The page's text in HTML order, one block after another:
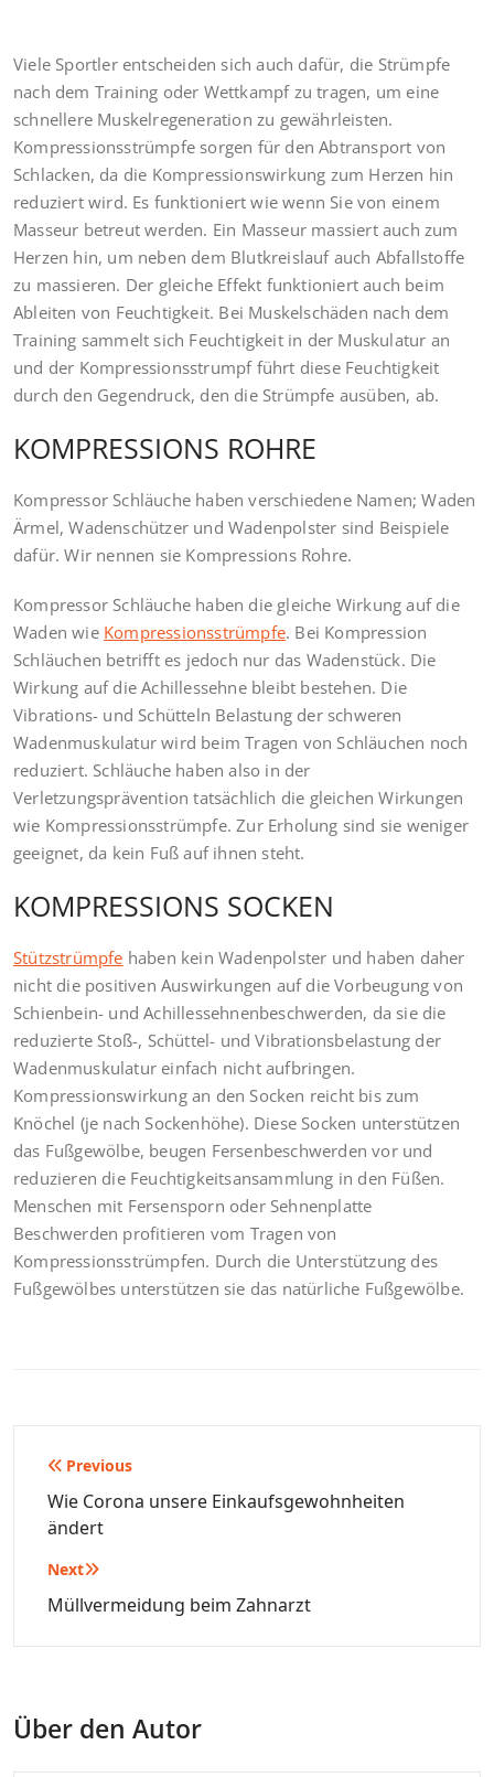
Viele Sportler entscheiden sich auch dafür, die Strümpfe
nach dem Training oder Wettkampf zu tragen, um eine
schnellere Muskelregeneration zu gewährleisten.
Kompressionsstrümpfe sorgen für den Abtransport von
Schlacken, da die Kompressionswirkung zum Herzen hin
reduziert wird. Es funktioniert wie wenn Sie von einem
Masseur betreut werden. Ein Masseur massiert auch zum
Herzen hin, um neben dem Blutkreislauf auch Abfallstoffe
zu massieren. Der gleiche Effekt funktioniert auch beim
Ableiten von Feuchtigkeit. Bei Muskelschäden nach dem
Training sammelt sich Feuchtigkeit in der Muskulatur an
und der Kompressionsstrumpf führt diese Feuchtigkeit
durch den Gegendruck, den die Strümpfe ausüben, ab.
KOMPRESSIONS ROHRE
Kompressor Schläuche haben verschiedene Namen; Waden
Ärmel, Wadenschützer und Wadenpolster sind Beispiele
dafür. Wir nennen sie Kompressions Rohre.
Kompressor Schläuche haben die gleiche Wirkung auf die
Waden wie Kompressionsstrümpfe. Bei Kompression
Schläuchen betrifft es jedoch nur das Wadenstück. Die
Wirkung auf die Achillessehne bleibt bestehen. Die
Vibrations- und Schütteln Belastung der schweren
Wadenmuskulatur wird beim Tragen von Schläuchen noch
reduziert. Schläuche haben also in der
Verletzungsprävention tatsächlich die gleichen Wirkungen
wie Kompressionsstrümpfe. Zur Erholung sind sie weniger
geeignet, da kein Fuß auf ihnen steht.
KOMPRESSIONS SOCKEN
Stützstrümpfe haben kein Wadenpolster und haben daher
nicht die positiven Auswirkungen auf die Vorbeugung von
Schienbein- und Achillessehnenbeschwerden, da sie die
reduzierte Stoß-, Schüttel- und Vibrationsbelastung der
Wadenmuskulatur einfach nicht aufbringen.
Kompressionswirkung an den Socken reicht bis zum
Knöchel (je nach Sockenhöhe). Diese Socken unterstützen
das Fußgewölbe, beugen Fersenbeschwerden vor und
reduzieren die Feuchtigkeitsansammlung in den Füßen.
Menschen mit Fersensporn oder Sehnenplatte
Beschwerden profitieren vom Tragen von
Kompressionsstrümpfen. Durch die Unterstützung des
Fußgewölbes unterstützen sie das natürliche Fußgewölbe.
Beitragsnavigation
Previous
Wie Corona unsere Einkaufsgewohnheiten
ändert
Next
Müllvermeidung beim Zahnarzt
Über den Autor